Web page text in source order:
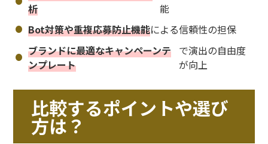
析
能
Bot対策や重複応募防止機能による信頼性の担保
ブランドに最適なキャンペーンテ
ンプレート
で演出の自由度
が向上
比較するポイントや選び
方は？